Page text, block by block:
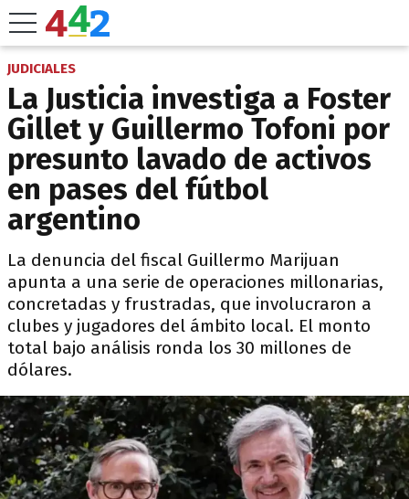
JUDICIALES
La Justicia investiga a Foster
Gillet y Guillermo Tofoni por
presunto lavado de activos
en pases del fútbol
argentino
La denuncia del fiscal Guillermo Marijuan
apunta a una serie de operaciones millonarias,
concretadas y frustradas, que involucraron a
clubes y jugadores del ámbito local. El monto
total bajo análisis ronda los 30 millones de
dólares.